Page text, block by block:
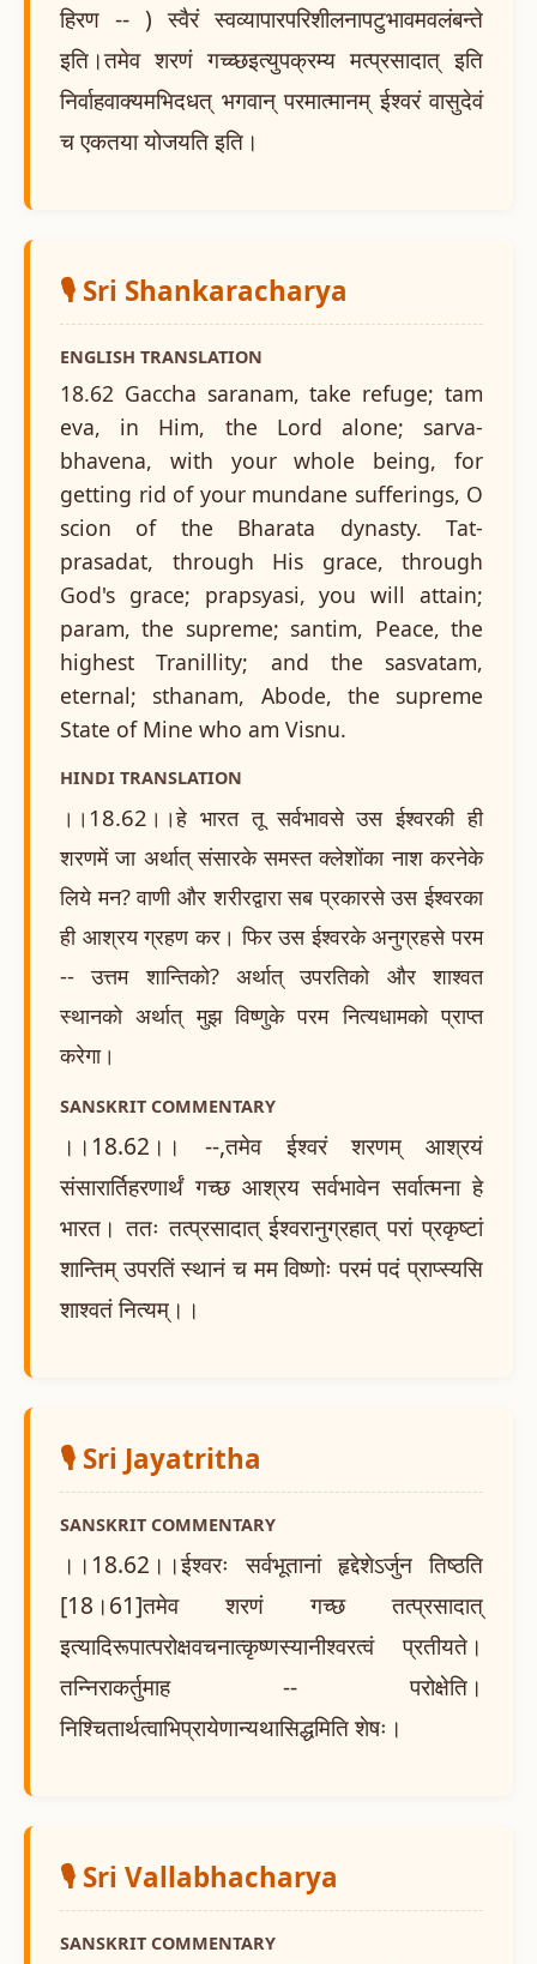
हिरण -- ) स्वैरं स्वव्यापारपरिशीलनापटुभावमवलंबन्ते
इति।तमेव शरणं गच्च्छइत्युपक्रम्य मत्प्रसादात् इति
निर्वाहवाक्यमभिदधत् भगवान् परमात्मानम् ईश्वरं वासुदेवं
च एकतया योजयति इति।
🎙️ Sri Shankaracharya
ENGLISH TRANSLATION
18.62 Gaccha saranam, take refuge; tam
eva, in Him, the Lord alone; sarva-
bhavena, with your whole being, for
getting rid of your mundane sufferings, O
scion of the Bharata dynasty. Tat-
prasadat, through His grace, through
God's grace; prapsyasi, you will attain;
param, the supreme; santim, Peace, the
highest Tranillity; and the sasvatam,
eternal; sthanam, Abode, the supreme
State of Mine who am Visnu.
HINDI TRANSLATION
।।18.62।।हे भारत तू सर्वभावसे उस ईश्वरकी ही
शरणमें जा अर्थात् संसारके समस्त क्लेशोंका नाश करनेके
लिये मन? वाणी और शरीरद्वारा सब प्रकारसे उस ईश्वरका
ही आश्रय ग्रहण कर। फिर उस ईश्वरके अनुग्रहसे परम
-- उत्तम शान्तिको? अर्थात् उपरतिको और शाश्वत
स्थानको अर्थात् मुझ विष्णुके परम नित्यधामको प्राप्त
करेगा।
SANSKRIT COMMENTARY
।।18.62।। --,तमेव ईश्वरं शरणम् आश्रयं
संसारार्तिहरणार्थं गच्छ आश्रय सर्वभावेन सर्वात्मना हे
भारत। ततः तत्प्रसादात् ईश्वरानुग्रहात् परां प्रकृष्टां
शान्तिम् उपरतिं स्थानं च मम विष्णोः परमं पदं प्राप्स्यसि
शाश्वतं नित्यम्।।
🎙️ Sri Jayatritha
SANSKRIT COMMENTARY
।।18.62।।ईश्वरः सर्वभूतानां हृद्देशेऽर्जुन तिष्ठति
[18।61]तमेव शरणं गच्छ तत्प्रसादात्
इत्यादिरूपात्परोक्षवचनात्कृष्णस्यानीश्वरत्वं प्रतीयते।
तन्निराकर्तुमाह -- परोक्षेति।
निश्चितार्थत्वाभिप्रायेणान्यथासिद्धमिति शेषः।
🎙️ Sri Vallabhacharya
SANSKRIT COMMENTARY